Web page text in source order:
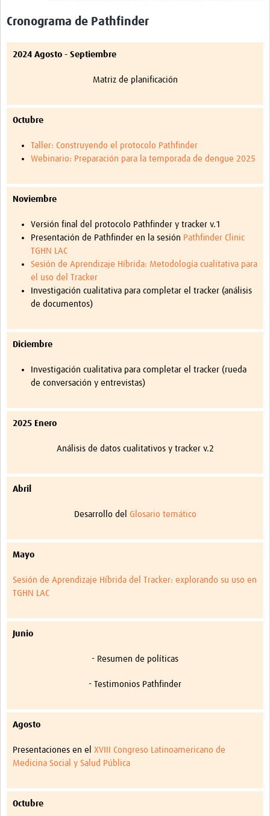
Cronograma de Pathfinder
2024 Agosto - Septiembre
Matriz de planificación
Octubre
Taller: Construyendo el protocolo Pathfinder
Webinario: Preparación para la temporada de dengue 2025
Noviembre
Versión final del protocolo Pathfinder y tracker v.1
Presentación de Pathfinder en la sesión Pathfinder Clinic
TGHN LAC
Sesión de Aprendizaje Híbrida: Metodología cualitativa para
el uso del Tracker
Investigación cualitativa para completar el tracker (análisis
de documentos)
Diciembre
Investigación cualitativa para completar el tracker (rueda
de conversación y entrevistas)
2025 Enero
Análisis de datos cualitativos y tracker v.2
Abril
Desarrollo del Glosario temático
Mayo
Sesión de Aprendizaje Híbrida del Tracker: explorando su uso en
TGHN LAC
Junio
- Resumen de políticas
- Testimonios Pathfinder
Agosto
Presentaciones en el XVIII Congreso Latinoamericano de
Medicina Social y Salud Pública
Octubre